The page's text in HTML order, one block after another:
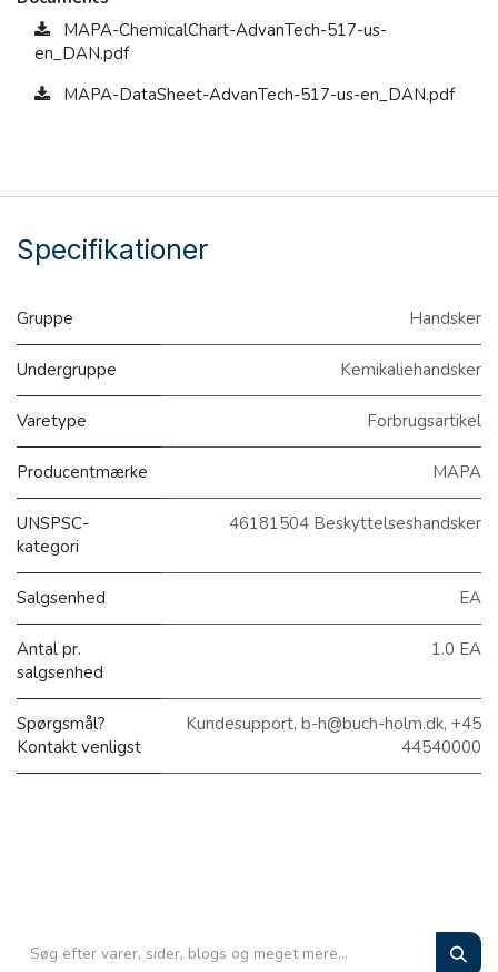
MAPA-ChemicalChart-AdvanTech-517-us-
en_DAN.pdf
MAPA-DataSheet-AdvanTech-517-us-en_DAN.pdf
Specifikationer
Gruppe Handsker
Undergruppe Kemikaliehandsker
Varetype Forbrugsartikel
Producentmærke MAPA
UNSPSC-
kategori
46181504 Beskyttelseshandsker
Salgsenhed EA
Antal pr.
salgsenhed
1.0 EA
Spørgsmål?
Kontakt venligst
Kundesupport, b-h@buch-holm.dk, +45
44540000